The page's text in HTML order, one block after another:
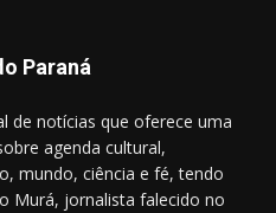
Paraná
de notícias que oferece uma
agenda cultural,
mundo, ciência e fé, tendo
Murá, jornalista falecido no